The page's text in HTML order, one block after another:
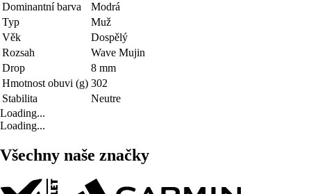
Dominantní barva
Modrá
Typ
Muž
Věk
Dospělý
Rozsah
Wave Mujin
Drop
8 mm
Hmotnost obuvi (g) 302
Stabilita
Neutre
Loading...
Loading...
Všechny naše značky